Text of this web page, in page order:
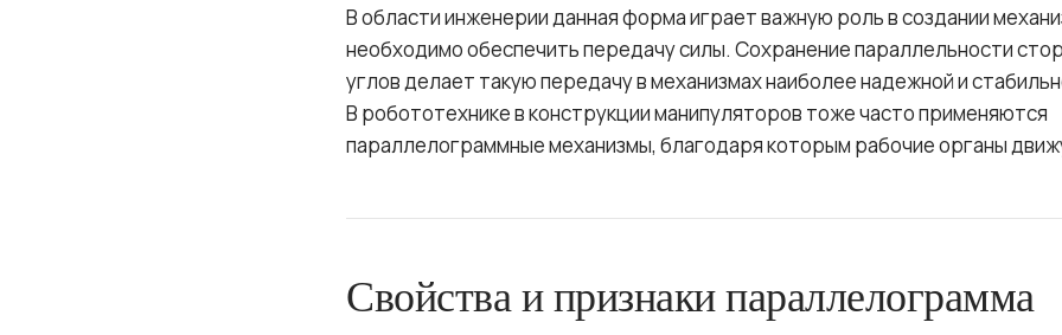
В области инженерии данная форма играет важную роль в создании
необходимо обеспечить передачу силы. Сохранение параллельности
углов делает такую передачу в механизмах наиболее надежной и
В робототехнике в конструкции манипуляторов тоже часто применяются
параллелограммные механизмы, благодаря которым рабочие органы
Свойства и признаки параллелограмма